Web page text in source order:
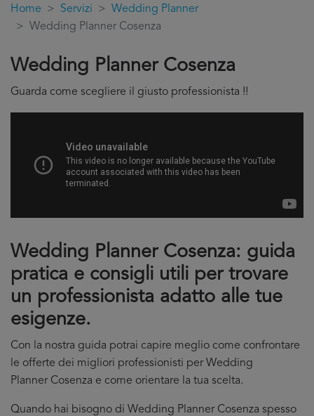
Home Servizi
Wedding Planner
Wedding Planner Cosenza
Wedding Planner Cosenza
Guarda come scegliere il giusto professionista !!
Wedding Planner Cosenza: guida
pratica e consigli utili per trovare
un professionista adatto alle tue
esigenze.
Con la nostra guida potrai capire meglio come confrontare
le offerte dei migliori professionisti per Wedding
Planner Cosenza e come orientare la tua scelta.
Quando hai bisogno di Wedding Planner Cosenza spesso